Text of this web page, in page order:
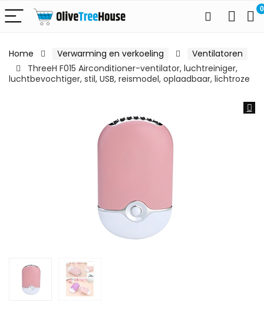
0
Home Verwarming en verkoeling
Ventilatoren
ThreeH F015 Airconditioner-ventilator, luchtreiniger,
luchtbevochtiger, stil, USB, reismodel, oplaadbaar, lichtroze